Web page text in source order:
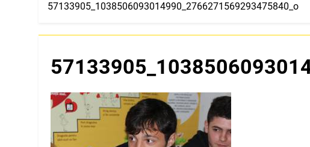
57133905_1038506093014990_2766271569293475840_o